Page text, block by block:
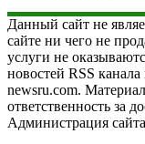
Данный сайт не
сайте ни чего не
услуги не
новостей RSS
newsru.com.
ответственность за
Администрация